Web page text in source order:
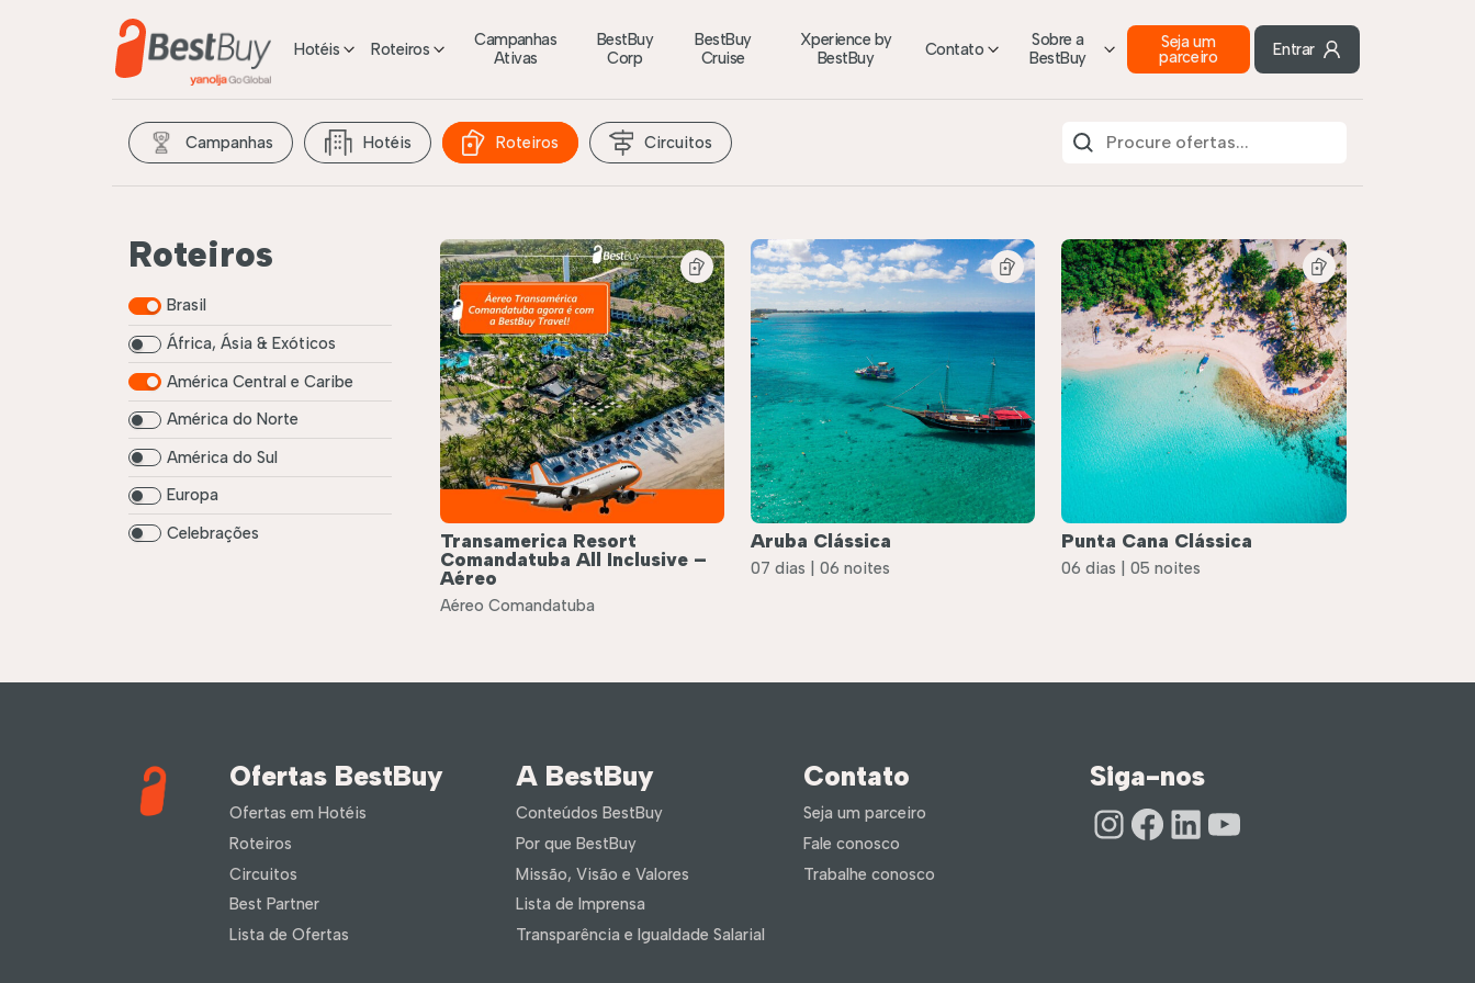
Hotéis Roteiros
Campanhas
Ativas
BestBuy
Corp
BestBuy
Cruise
Xperience by
BestBuy
Contato
Sobre a
BestBuy
Seja um
parceiro Entrar
Campanhas Hotéis Roteiros Circuitos
Roteiros
Brasil
África, Ásia & Exóticos
América Central e Caribe
América do Norte
América do Sul
Europa
Celebrações
Transamerica Resort
Comandatuba All Inclusive –
Aéreo
Aéreo Comandatuba
Aruba Clássica
07 dias | 06 noites
Punta Cana Clássica
06 dias | 05 noites
Ofertas BestBuy
Ofertas em Hotéis
Roteiros
Circuitos
Best Partner
Lista de Ofertas
A BestBuy
Conteúdos BestBuy
Por que BestBuy
Missão, Visão e Valores
Lista de Imprensa
Transparência e Igualdade Salarial
Contato
Seja um parceiro
Fale conosco
Trabalhe conosco
Siga-nos
Instagram